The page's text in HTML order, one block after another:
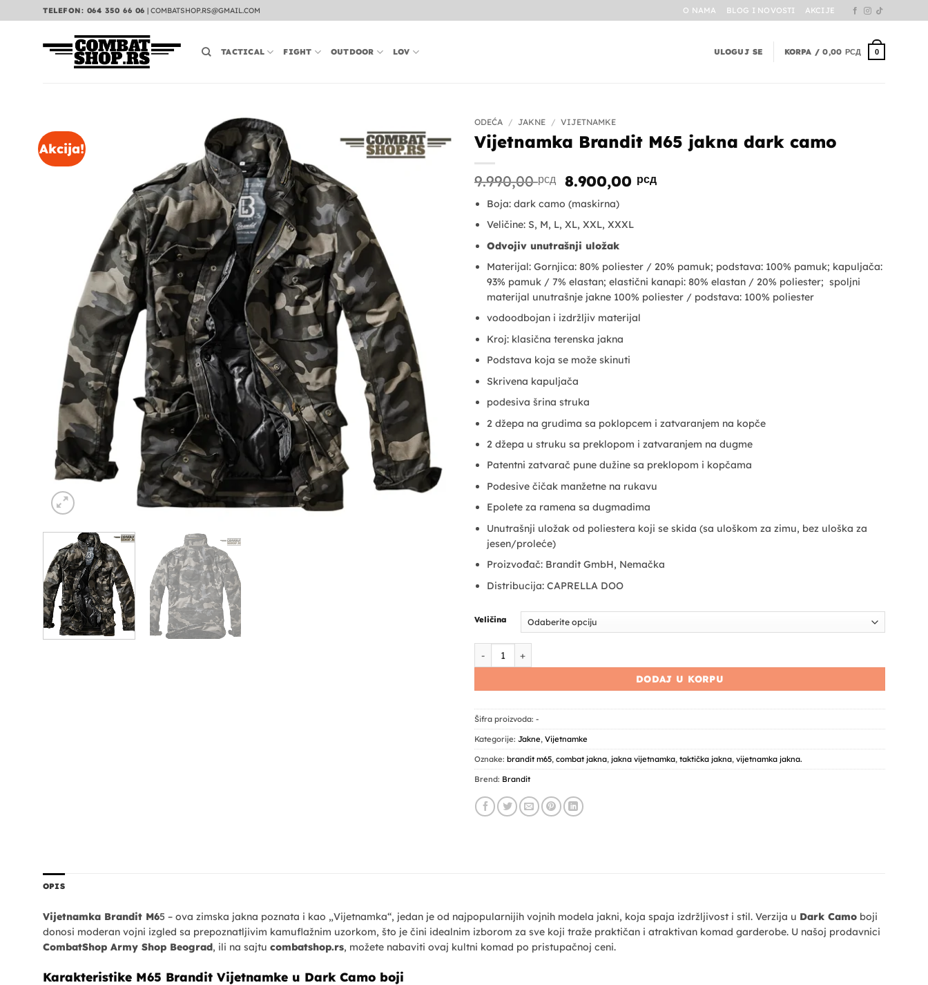
na
TELEFON: 064 350 66 06 | COMBATSHOP.RS@GMAIL.COM O NAMA BLOG I NOVOSTI AKCIJE
TACTICAL FIGHT OUTDOOR LOV ULOGUJ SE KORPA /0,00 РСД 0
Akcija!
ODEĆA / JAKNE / VIJETNAMKE
Vijetnamka Brandit M65 jakna dark camo
9.990,00рсд
Originalna
je
bila:
9.990,00 рсд.
8.900,00 рсдTrenutna
Boja: dark camo (maskirna)
Veličine: S, M, L, XL, XXL, XXXL
Odvojiv unutrašnji uložak
Materijal: Gornjica: 80% poliester / 20% pamuk; podstava: 100% pamuk; kapuljača:
93% pamuk / 7% elastan; elastični kanapi: 80% elastan / 20% poliester; spoljni
materijal unutrašnje jakne 100% poliester / podstava: 100% poliester
vodoodbojan i izdržljiv materijal
Kroj: klasična terenska jakna
Podstava koja se može skinuti
Skrivena kapuljača
podesiva šrina struka
2 džepa na grudima sa poklopcem i zatvaranjem na kopče
2 džepa u struku sa preklopom i zatvaranjem na dugme
Patentni zatvarač pune dužine sa preklopom i kopčama
Podesive čičak manžetne na rukavu
Epolete za ramena sa dugmadima
Unutrašnji uložak od poliestera koji se skida (sa uloškom za zimu, bez uloška za
jesen/proleće)
Proizvođač: Brandit GmbH, Nemačka
Distribucija: CAPRELLA DOO
Veličina
DODAJ U KORPU
Šifra proizvoda: -
Kategorije: Jakne, Vijetnamke
Oznake: brandit m65, combat jakna, jakna vijetnamka, taktička jakna, vijetnamka jakna.
Brend: Brandit
OPIS
Vijetnamka Brandit M65 – ova zimska jakna poznata i kao „Vijetnamka“, jedan je od najpopularnijih vojnih modela jakni, koja spaja izdržljivost i stil. Verzija u Dark Camo boji
donosi moderan vojni izgled sa prepoznatljivim kamuflažnim uzorkom, što je čini idealnim izborom za sve koji traže praktičan i atraktivan komad garderobe. U našoj prodavnici
CombatShop Army Shop Beograd, ili na sajtu combatshop.rs, možete nabaviti ovaj kultni komad po pristupačnoj ceni.
Karakteristike M65 Brandit Vijetnamke u Dark Camo boji